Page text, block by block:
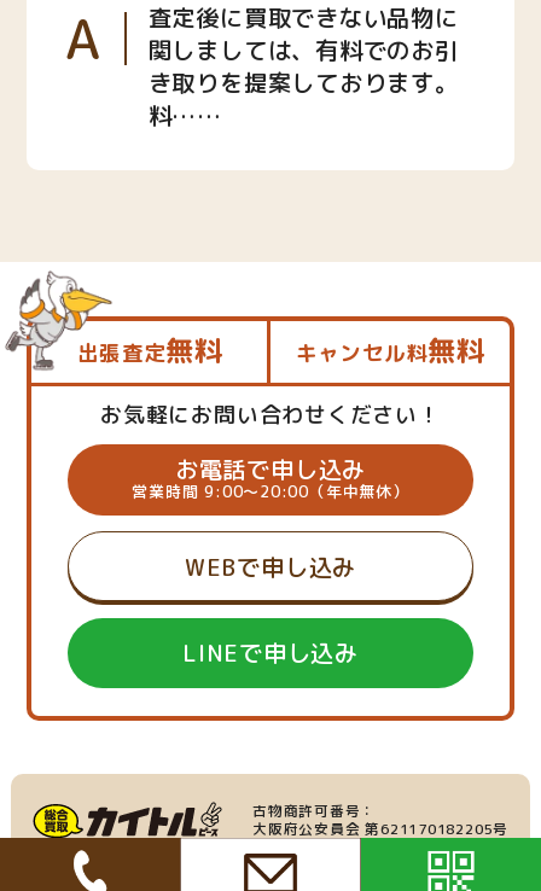
A
査定後に買取できない品物に
関しましては、有料でのお引
き取りを提案しております。
料……
出張査定無料 キャンセル料無料
お気軽にお問い合わせください！
お電話で申し込み
営業時間 9:00～20:00（年中無休）
WEBで申し込み
LINEで申し込み
家具・家電の買取
古物商許可番号：
大阪府公安員会 第621170182205号
大阪府許可番号 第219695号